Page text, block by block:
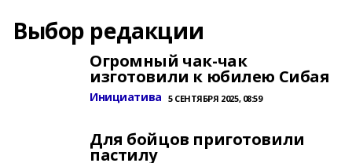
Выбор редакции
Огромный чак-чак
изготовили к юбилею Сибая
Инициатива 5 СЕНТЯБРЯ 2025, 08:59
Для бойцов приготовили
пастилу